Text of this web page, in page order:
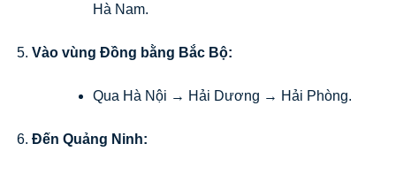
Hà Nam.
Vào vùng Đồng bằng Bắc Bộ:
Qua Hà Nội → Hải Dương → Hải Phòng.
Đến Quảng Ninh: